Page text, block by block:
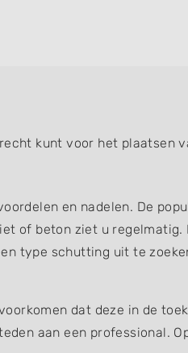
kunt voor het plaatsen
en nadelen. De
of beton ziet u
type schutting uit te
dat deze in de
aan een professional.